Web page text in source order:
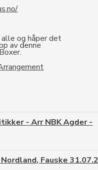
og håper det
av denne
- Arr NBK Agder -
Fauske